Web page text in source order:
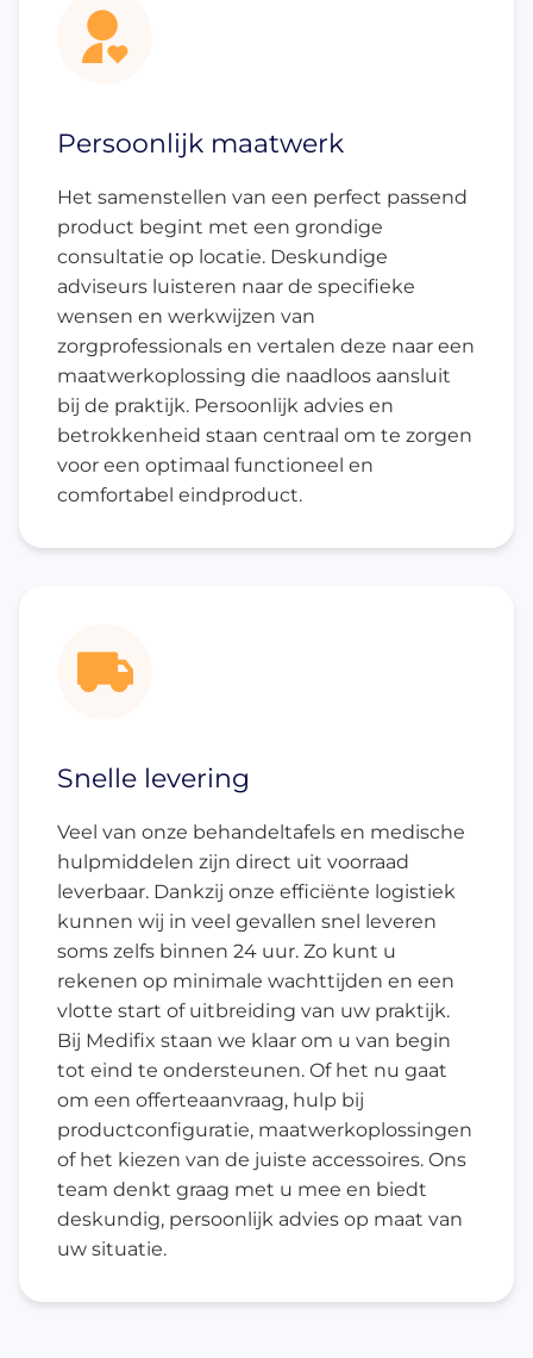
Persoonlijk maatwerk
Het samenstellen van een perfect passend
product begint met een grondige
consultatie op locatie. Deskundige
adviseurs luisteren naar de specifieke
wensen en werkwijzen van
zorgprofessionals en vertalen deze naar een
maatwerkoplossing die naadloos aansluit
bij de praktijk. Persoonlijk advies en
betrokkenheid staan centraal om te zorgen
voor een optimaal functioneel en
comfortabel eindproduct.
Snelle levering
Veel van onze behandeltafels en medische
hulpmiddelen zijn direct uit voorraad
leverbaar. Dankzij onze efficiënte logistiek
kunnen wij in veel gevallen snel leveren
soms zelfs binnen 24 uur. Zo kunt u
rekenen op minimale wachttijden en een
vlotte start of uitbreiding van uw praktijk.
Bij Medifix staan we klaar om u van begin
tot eind te ondersteunen. Of het nu gaat
om een offerteaanvraag, hulp bij
productconfiguratie, maatwerkoplossingen
of het kiezen van de juiste accessoires. Ons
team denkt graag met u mee en biedt
deskundig, persoonlijk advies op maat van
uw situatie.